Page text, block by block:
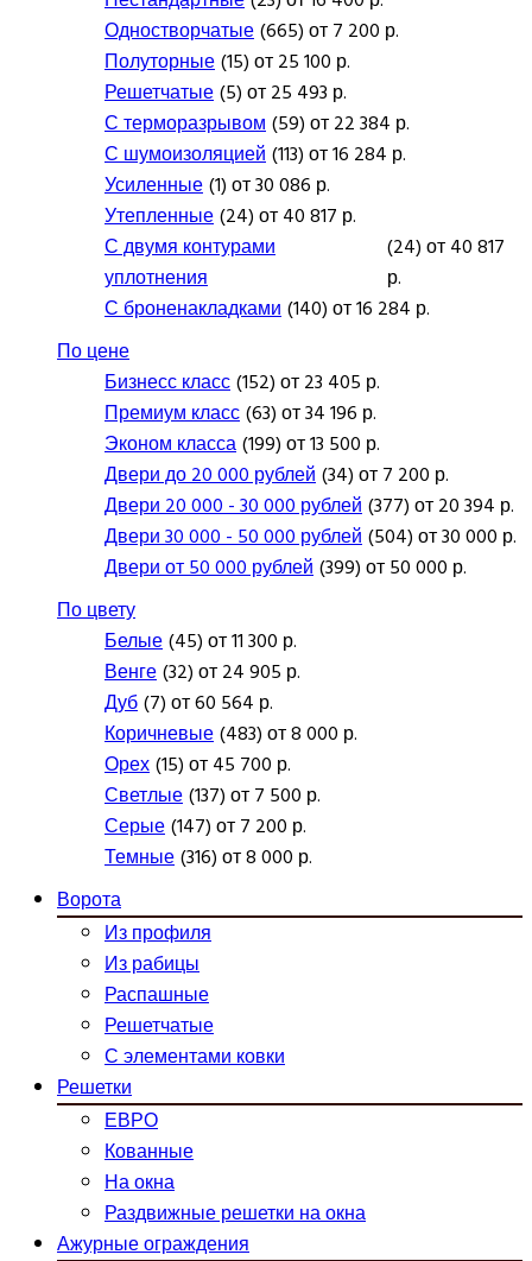
Одностворчатые(665) от 7 200 р.
Полуторные(15) от 25 100 р.
Решетчатые(5) от 25 493 р.
С терморазрывом(59) от 22 384 р.
С шумоизоляцией(113) от 16 284 р.
Усиленные(1) от 30 086 р.
Утепленные(24) от 40 817 р.
С двумя контурами
уплотнения
(24) от 40 817
р.
С броненакладками(140) от 16 284 р.
По цене
Бизнесс класс(152) от 23 405 р.
Премиум класс(63) от 34 196 р.
Эконом класса(199) от 13 500 р.
Двери до 20 000 рублей(34) от 7 200 р.
Двери 20 000 - 30 000 рублей(377) от 20 394 р.
Двери 30 000 - 50 000 рублей(504) от 30 000 р.
Двери от 50 000 рублей(399) от 50 000 р.
По цвету
Белые(45) от 11 300 р.
Венге(32) от 24 905 р.
Дуб(7) от 60 564 р.
Коричневые(483) от 8 000 р.
Орех(15) от 45 700 р.
Светлые(137) от 7 500 р.
Серые(147) от 7 200 р.
Темные(316) от 8 000 р.
Ворота
Из профиля
Из рабицы
Распашные
Решетчатые
С элементами ковки
Решетки
ЕВРО
Кованные
На окна
Раздвижные решетки на окна
Ажурные ограждения